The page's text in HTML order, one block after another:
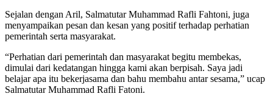
Sejalan dengan Aril, Salmatutar Muhammad Rafli Fahtoni, juga
menyampaikan pesan dan kesan yang positif terhadap perhatian
pemerintah serta masyarakat.
“Perhatian dari pemerintah dan masyarakat begitu membekas,
dimulai dari kedatangan hingga kami akan berpisah. Saya jadi
belajar apa itu bekerjasama dan bahu membahu antar sesama,” ucap
Salmatutar Muhammad Rafli Fatoni.